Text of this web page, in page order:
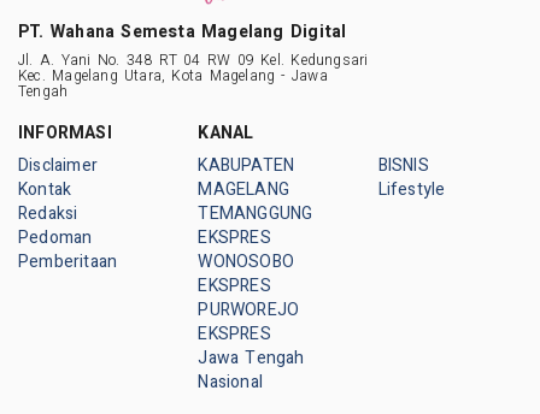
PT. Wahana Semesta Magelang Digital
Jl. A. Yani No. 348 RT 04 RW 09 Kel. Kedungsari
Kec. Magelang Utara, Kota Magelang - Jawa
Tengah
INFORMASI
Disclaimer
Kontak
Redaksi
Pedoman
Pemberitaan
KANAL
KABUPATEN
MAGELANG
TEMANGGUNG
EKSPRES
WONOSOBO
EKSPRES
PURWOREJO
EKSPRES
Jawa Tengah
Nasional
BISNIS
Lifestyle